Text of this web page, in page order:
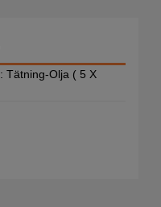
Tätning-Olja ( 5 X